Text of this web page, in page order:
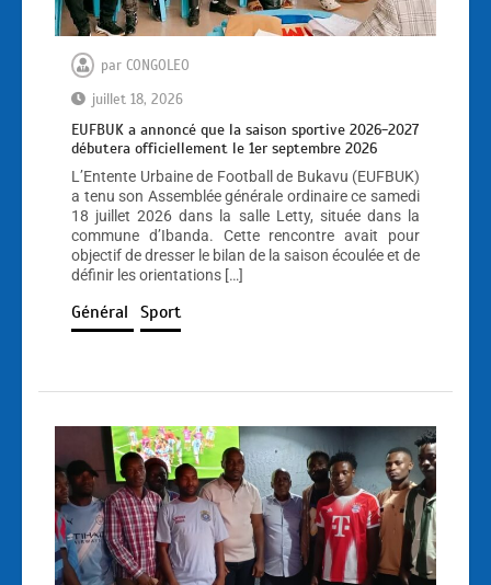
par CONGOLEO
juillet 18, 2026
EUFBUK a annoncé que la saison sportive 2026-2027
débutera officiellement le 1er septembre 2026
L’Entente Urbaine de Football de Bukavu (EUFBUK)
a tenu son Assemblée générale ordinaire ce samedi
18 juillet 2026 dans la salle Letty, située dans la
commune d’Ibanda. Cette rencontre avait pour
objectif de dresser le bilan de la saison écoulée et de
définir les orientations […]
Général Sport